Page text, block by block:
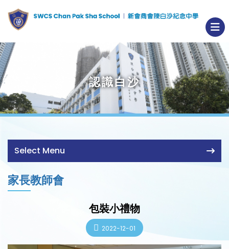
認識白沙
Select Menu
家長教師會
包裝小禮物
2022-12-01